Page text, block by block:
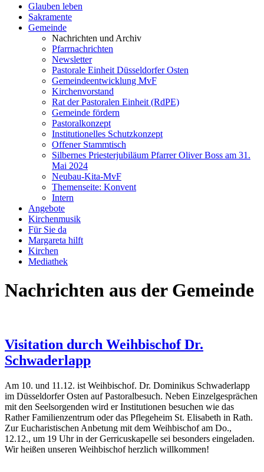
Glauben leben
Sakramente
Gemeinde
Nachrichten und Archiv
Pfarrnachrichten
Newsletter
Pastorale Einheit Düsseldorfer Osten
Gemeindeentwicklung MvF
Kirchenvorstand
Rat der Pastoralen Einheit (RdPE)
Gemeinde fördern
Pastoralkonzept
Institutionelles Schutzkonzept
Offener Stammtisch
Silbernes Priesterjubiläum Pfarrer Oliver Boss am 31.
Mai 2024
Neubau-Kita-MvF
Themenseite: Konvent
Intern
Angebote
Kirchenmusik
Für Sie da
Margareta hilft
Kirchen
Mediathek
Nachrichten aus der Gemeinde
Visitation durch Weihbischof Dr.
Schwaderlapp
Am 10. und 11.12. ist Weihbischof. Dr. Dominikus Schwaderlapp
im Düsseldorfer Osten auf Pastoralbesuch. Neben Einzelgesprächen
mit den Seelsorgenden wird er Institutionen besuchen wie das
Rather Familienzentrum oder das Pflegeheim St. Elisabeth in Rath.
Zur Eucharistischen Anbetung mit dem Weihbischof am Do.,
12.12., um 19 Uhr in der Gerricuskapelle sei besonders eingeladen.
Wir heißen unseren Weihbischof herzlich willkommen!